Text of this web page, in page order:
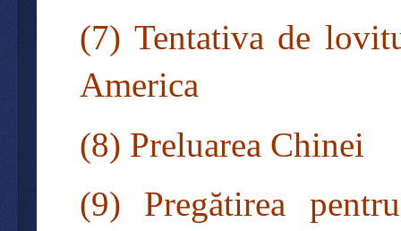
(7) Tentativa de
America
(8) Preluarea Chinei
(9) Pregătirea